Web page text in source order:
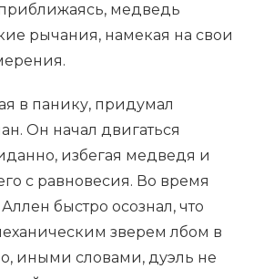
медведь
рычания, намекая на свои
в панику, придумал
Он начал двигаться
избегая медведя и
с равновесия. Во время
быстро осознал, что
зверем лбом в
иными словами, дуэль не